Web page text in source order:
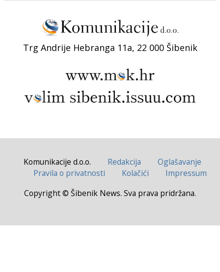
Trg Andrije Hebranga 11a, 22 000 Šibenik
Komunikacije d.o.o. Redakcija
Oglašavanje
Pravila o privatnosti
Kolačići
Impressum
Copyright © Šibenik News. Sva prava pridržana.